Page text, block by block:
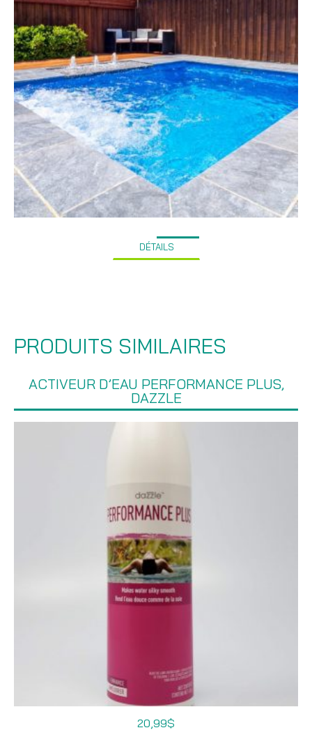
DÉTAILS
PRODUITS SIMILAIRES
ACTIVEUR D’EAU PERFORMANCE PLUS,
DAZZLE
20,99$